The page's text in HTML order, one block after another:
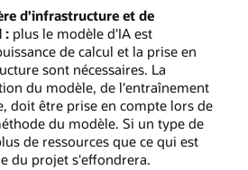
d'infrastructure et de
:plus le modèle d'IA est
de calcul et la prise en
sont nécessaires. La
du modèle, de l'entraînement
doit être prise en compte lors de
du modèle. Si un type de
de ressources que ce qui est
du projet s'effondrera.